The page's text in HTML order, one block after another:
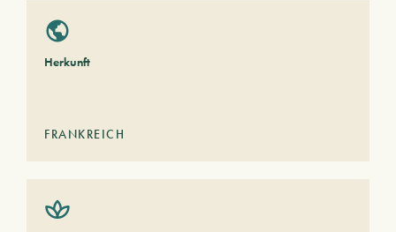
Herkunft
FRANKREICH